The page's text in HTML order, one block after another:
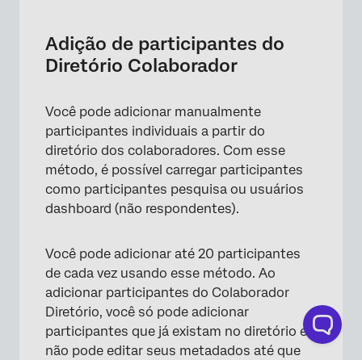
Adição de participantes do
Diretório Colaborador
Você pode adicionar manualmente
participantes individuais a partir do
diretório dos colaboradores. Com esse
método, é possível carregar participantes
como participantes pesquisa ou usuários
dashboard (não respondentes).
Você pode adicionar até 20 participantes
de cada vez usando esse método. Ao
adicionar participantes do Colaborador
Diretório, você só pode adicionar
participantes que já existam no diretório e
não pode editar seus metadados até que